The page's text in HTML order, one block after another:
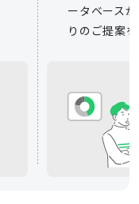
ータベース
りのご提案